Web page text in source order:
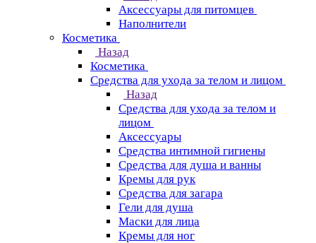
Аксессуары для питомцев
Наполнители
Косметика
Назад
Косметика
Средства для ухода за телом и лицом
Назад
Средства для ухода за телом и
лицом
Аксессуары
Средства интимной гигиены
Средства для душа и ванны
Кремы для рук
Средства для загара
Гели для душа
Маски для лица
Кремы для ног